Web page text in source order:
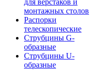
для верстаков и
монтажных столов
Распорки
телескопические
Струбцины G-
образные
Струбцины U-
образные